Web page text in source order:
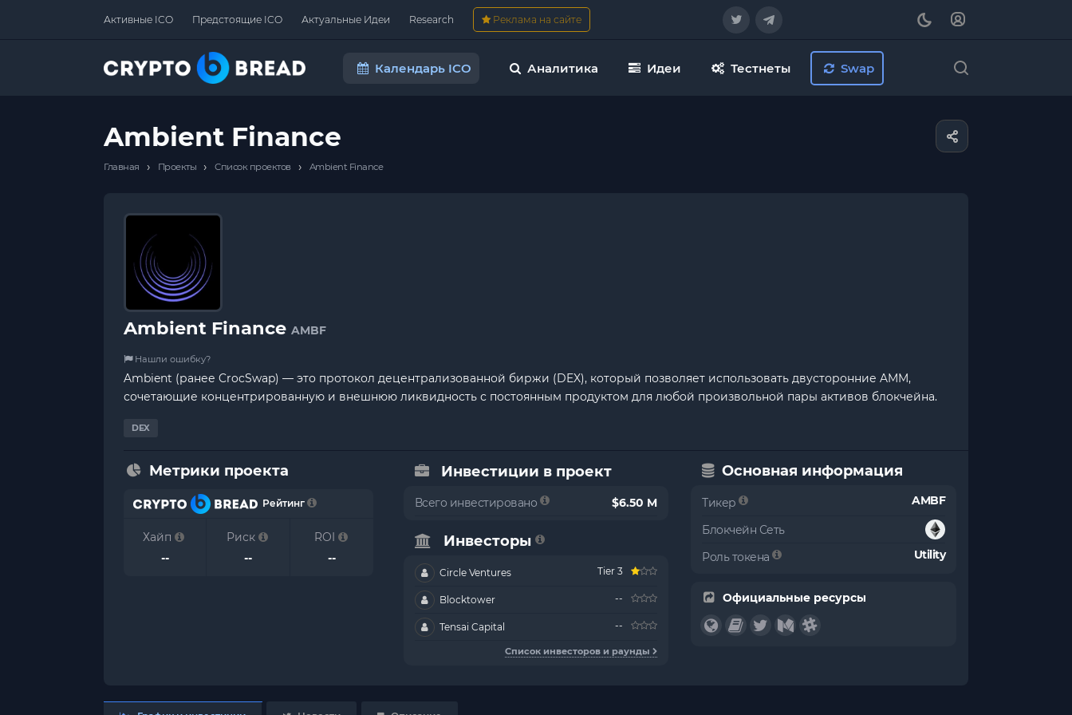
Активные ICO Предстоящие ICO Актуальные Идеи Research Реклама на сайте
Календарь ICO Аналитика Идеи Тестнеты Swap
Ambient Finance
Главная › Проекты › Список проектов › Ambient Finance
Ambient Finance AMBF
Нашли ошибку?
Ambient (ранее CrocSwap) — это протокол децентрализованной биржи (DEX), который позволяет использовать двусторонние AMM,
сочетающие концентрированную и внешнюю ликвидность с постоянным продуктом для любой произвольной пары активов блокчейна.
DEX
Метрики проекта
Рейтинг
Хайп
--
Риск
--
ROI
--
Инвестиции в проект
Всего инвестировано $6.50 M
Инвесторы
Circle Ventures Tier 3
Blocktower --
Tensai Capital --
Список инвесторов и раунды
Основная информация
Тикер AMBF
Блокчейн Сеть
Роль токена
Utility
Официальные ресурсы